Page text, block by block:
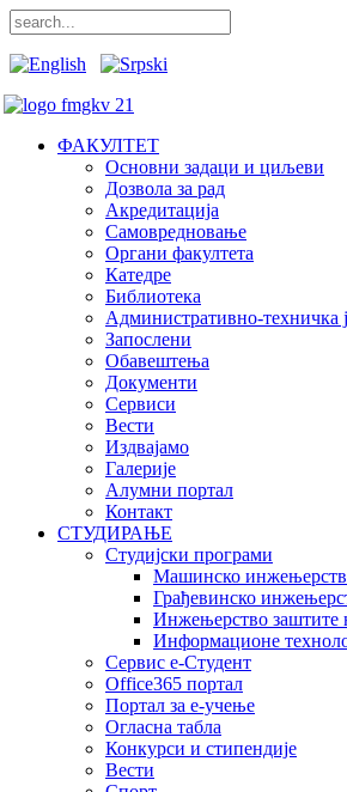
ФАКУЛТЕТ
Основни задаци и циљеви
Дозвола за рад
Акредитација
Самовредновање
Органи факултета
Катедре
Библиотека
Административно-техничка
Запослени
Обавештења
Документи
Сервиси
Вести
Издвајамо
Галерије
Алумни портал
Контакт
СТУДИРАЊЕ
Студијски програми
Машинско
Грађевинско
Инжењерство заштите
Информационе
Сервис е-Студент
Office365 портал
Портал за е-учење
Огласна табла
Конкурси и стипендије
Вести